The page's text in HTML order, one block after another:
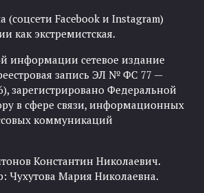
(соцсети Facebook и Instagram)
как экстремистская.
информации сетевое издание
запись ЭЛ № ФС 77 —
зарегистрировано Федеральной
в сфере связи, информационных
коммуникаций
Константин Николаевич.
Чухутова Мария Николаевна.